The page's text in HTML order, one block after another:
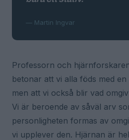
— Martin Ingvar
Professorn och
betonar att vi alla föds med
men att vi också blir vad
Vi är beroende av såväl arv
personligheten formas av
vi upplever den. Hjärnan är